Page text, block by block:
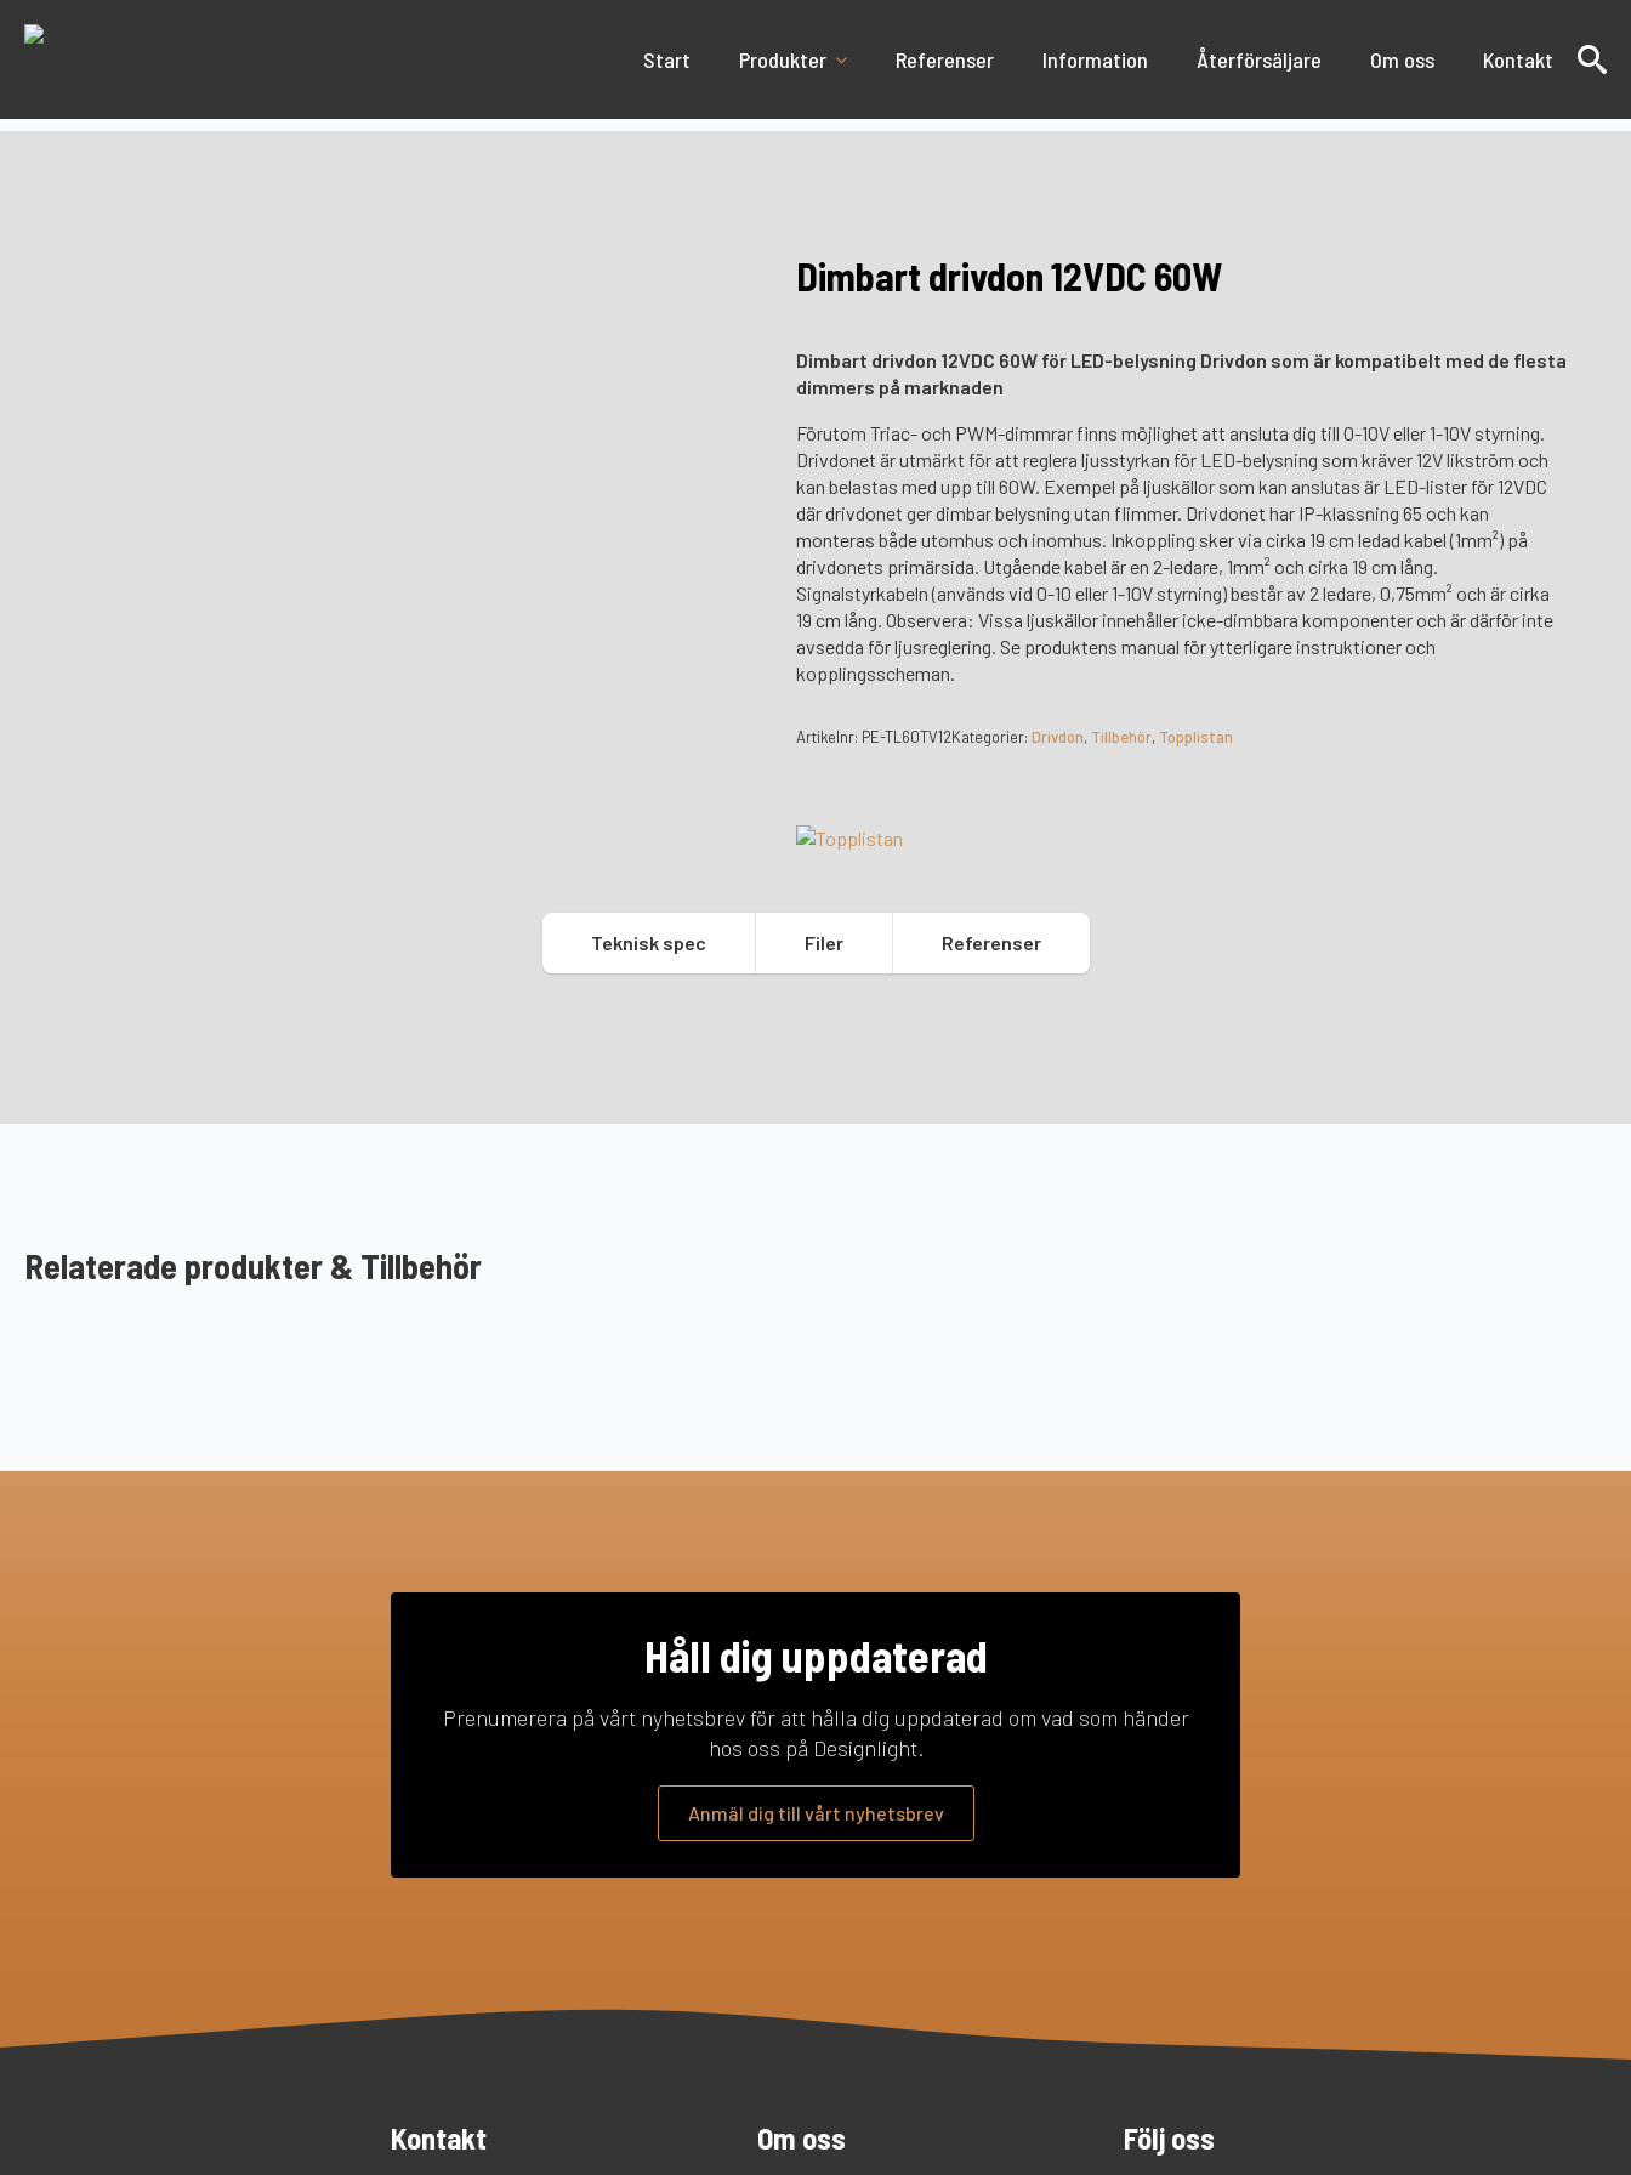
Start Produkter Referenser Information Återförsäljare Om oss Kontakt
Dimbart drivdon 12VDC 60W
Dimbart drivdon 12VDC 60W för LED-belysning Drivdon som är kompatibelt med de flesta
dimmers på marknaden
Förutom Triac- och PWM-dimmrar finns möjlighet att ansluta dig till 0-10V eller 1-10V styrning.
Drivdonet är utmärkt för att reglera ljusstyrkan för LED-belysning som kräver 12V likström och
kan belastas med upp till 60W. Exempel på ljuskällor som kan anslutas är LED-lister för 12VDC
där drivdonet ger dimbar belysning utan flimmer. Drivdonet har IP-klassning 65 och kan
monteras både utomhus och inomhus. Inkoppling sker via cirka 19 cm ledad kabel (1mm²) på
drivdonets primärsida. Utgående kabel är en 2-ledare, 1mm² och cirka 19 cm lång.
Signalstyrkabeln (används vid 0-10 eller 1-10V styrning) består av 2 ledare, 0,75mm² och är cirka
19 cm lång. Observera: Vissa ljuskällor innehåller icke-dimbbara komponenter och är därför inte
avsedda för ljusreglering. Se produktens manual för ytterligare instruktioner och
kopplingsscheman.
Artikelnr: PE-TL60TV12Kategorier: Drivdon, Tillbehör, Topplistan
Teknisk spec Filer Referenser
Relaterade produkter & Tillbehör
Håll dig uppdaterad
Prenumerera på vårt nyhetsbrev för att hålla dig uppdaterad om vad som händer
hos oss på Designlight.
Anmäl dig till vårt nyhetsbrev
Kontakt Om oss Följ oss